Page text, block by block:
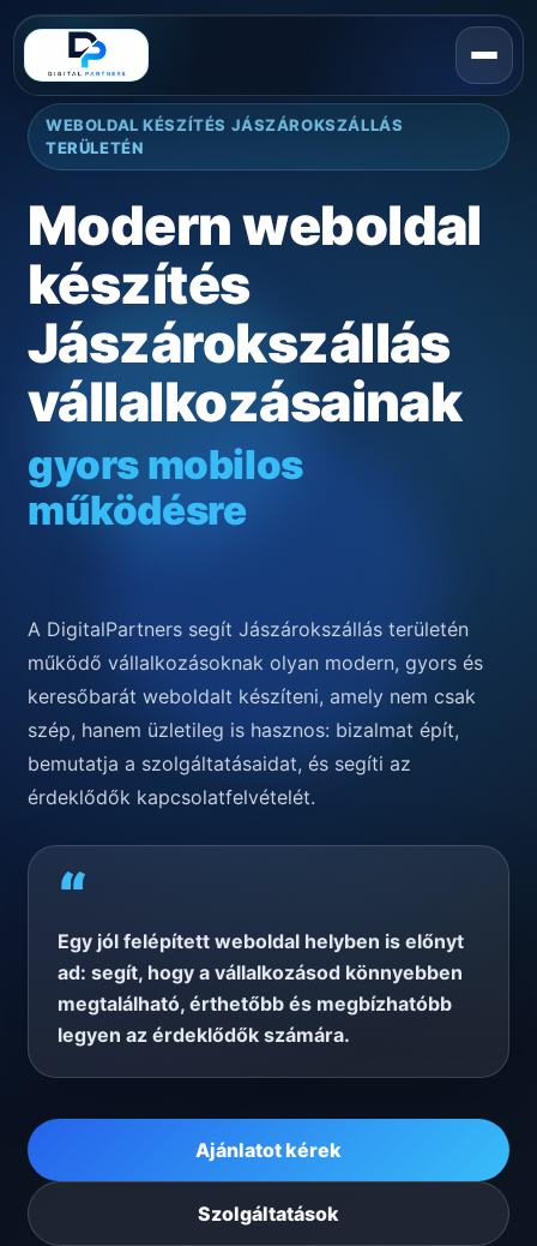
WEBOLDAL KÉSZÍTÉS JÁSZÁROKSZÁLLÁS
TERÜLETÉN
Modern weboldal
készítés
Jászárokszállás
vállalkozásainak
gyors mobilos
működésre
A DigitalPartners segít Jászárokszállás területén
működő vállalkozásoknak olyan modern, gyors és
keresőbarát weboldalt készíteni, amely nem csak
szép, hanem üzletileg is hasznos: bizalmat épít,
bemutatja a szolgáltatásaidat, és segíti az
érdeklődők kapcsolatfelvételét.
“
Egy jól felépített weboldal helyben is előnyt
ad: segít, hogy a vállalkozásod könnyebben
megtalálható, érthetőbb és megbízhatóbb
legyen az érdeklődők számára.
Ajánlatot kérek
Szolgáltatások